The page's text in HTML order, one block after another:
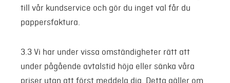
till vår kundservice och gör du inget val får du
pappersfaktura.
3.3 Vi har under vissa omständigheter rätt att
under pågående avtalstid höja eller sänka våra
priser utan att först meddela dig. Detta gäller om